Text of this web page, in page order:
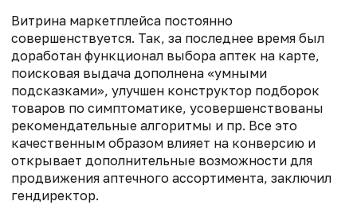
Витрина маркетплейса постоянно
совершенствуется. Так, за последнее время был
доработан функционал выбора аптек на карте,
поисковая выдача дополнена «умными
подсказками», улучшен конструктор подборок
товаров по симптоматике, усовершенствованы
рекомендательные алгоритмы и пр. Все это
качественным образом влияет на конверсию и
открывает дополнительные возможности для
продвижения аптечного ассортимента, заключил
гендиректор.